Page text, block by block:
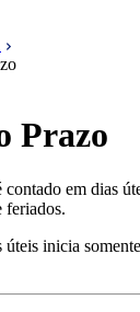
Prazo
contado em dias
feriados.
úteis inicia